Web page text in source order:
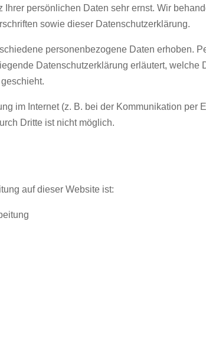
persönlichen Daten sehr ernst. Wir
sowie dieser Datenschutzerklärung.
personenbezogene Daten erhoben.
Datenschutzerklärung erläutert, welche
im Internet (z. B. bei der Kommunikation per
Dritte ist nicht möglich.
auf dieser Website ist: